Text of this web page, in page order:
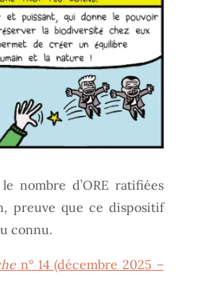
nombre d’ORE ratifiées
preuve que ce dispositif
connu.
n° 14 (décembre 2025 –